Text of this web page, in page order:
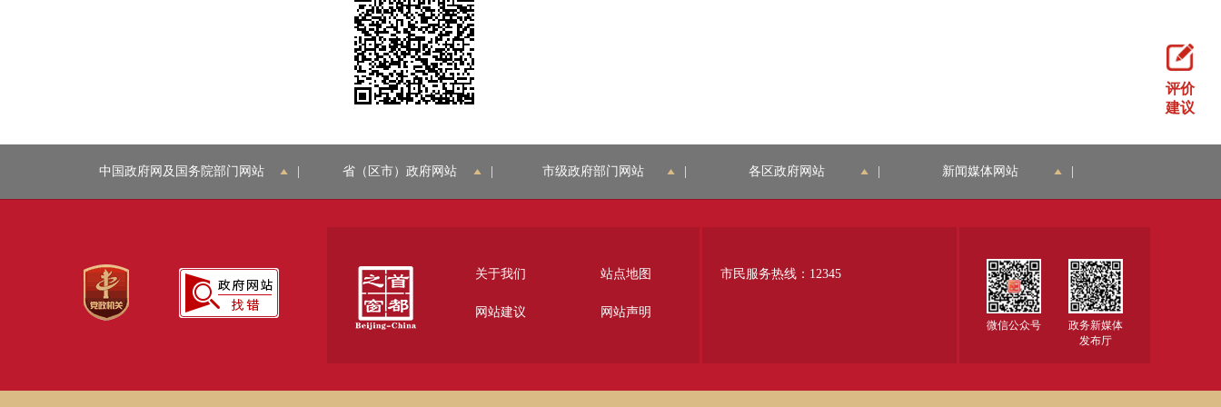
评价
建议
中国政府网及国务院部门网站 省（区市）政府网站 市级政府部门网站 各区政府网站 新闻媒体网站
关于我们 站点地图
网站建议 网站声明
市民服务热线：12345
微信公众号
政务新媒体
发布厅